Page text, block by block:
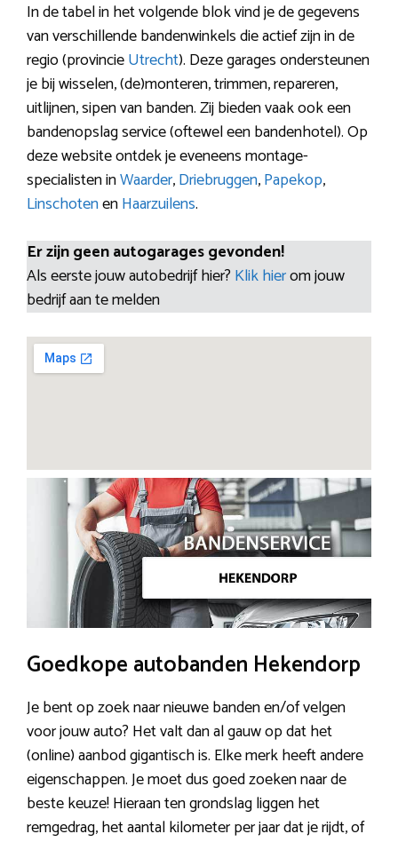
In de tabel in het volgende blok vind je de gegevens
van verschillende bandenwinkels die actief zijn in de
regio (provincieUtrecht). Deze garages ondersteunen
je bij wisselen, (de)monteren, trimmen, repareren,
uitlijnen, sipen van banden. Zij bieden vaak ook een
bandenopslag service (oftewel een bandenhotel). Op
deze website ontdek je eveneens montage-
specialisten inWaarder,Driebruggen,Papekop,
LinschotenenHaarzuilens.
Er zijn geen autogarages gevonden!
Als eerste jouw autobedrijf hier? Klik hierom jouw
bedrijf aan te melden
Goedkope autobanden Hekendorp
Je bent op zoek naar nieuwe banden en/of velgen
voor jouw auto? Het valt dan al gauw op dat het
(online) aanbod gigantisch is. Elke merk heeft andere
eigenschappen. Je moet dus goed zoeken naar de
beste keuze! Hieraan ten grondslag liggen het
remgedrag, het aantal kilometer per jaar dat je rijdt, of